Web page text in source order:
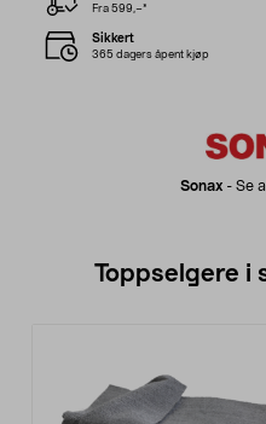
Sonax- Se
Fra 599,–*
Sikkert
365 dagers åpent kjøp
Toppselgere i